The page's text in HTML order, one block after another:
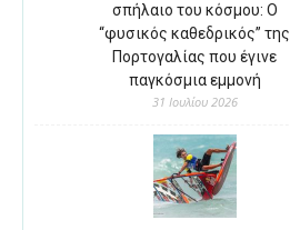
σπήλαιο του κόσμου: Ο
“φυσικός καθεδρικός” της
Πορτογαλίας που έγινε
παγκόσμια εμμονή
31 Ιουλίου 2026